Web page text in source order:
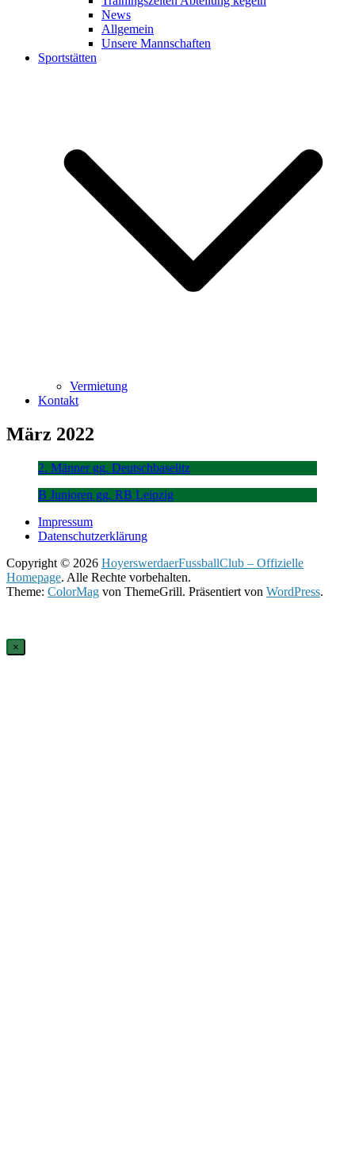
News
Allgemein
Unsere Mannschaften
Sportstätten
Vermietung
Kontakt
März 2022
2. Männer gg. Deutschbaselitz
B Junioren gg. RB Leipzig
Impressum
Datenschutzerklärung
Copyright © 2026 HoyerswerdaerFussballClub – Offizielle
Homepage. Alle Rechte vorbehalten.
Theme: ColorMag von ThemeGrill. Präsentiert von WordPress.
×